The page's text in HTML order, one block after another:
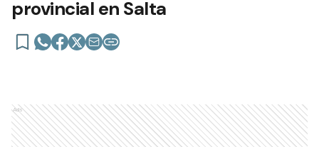
provincial en Salta
Ads